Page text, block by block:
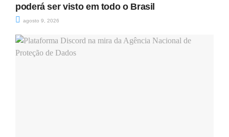
poderá ser visto em todo o Brasil
agosto 9, 2026